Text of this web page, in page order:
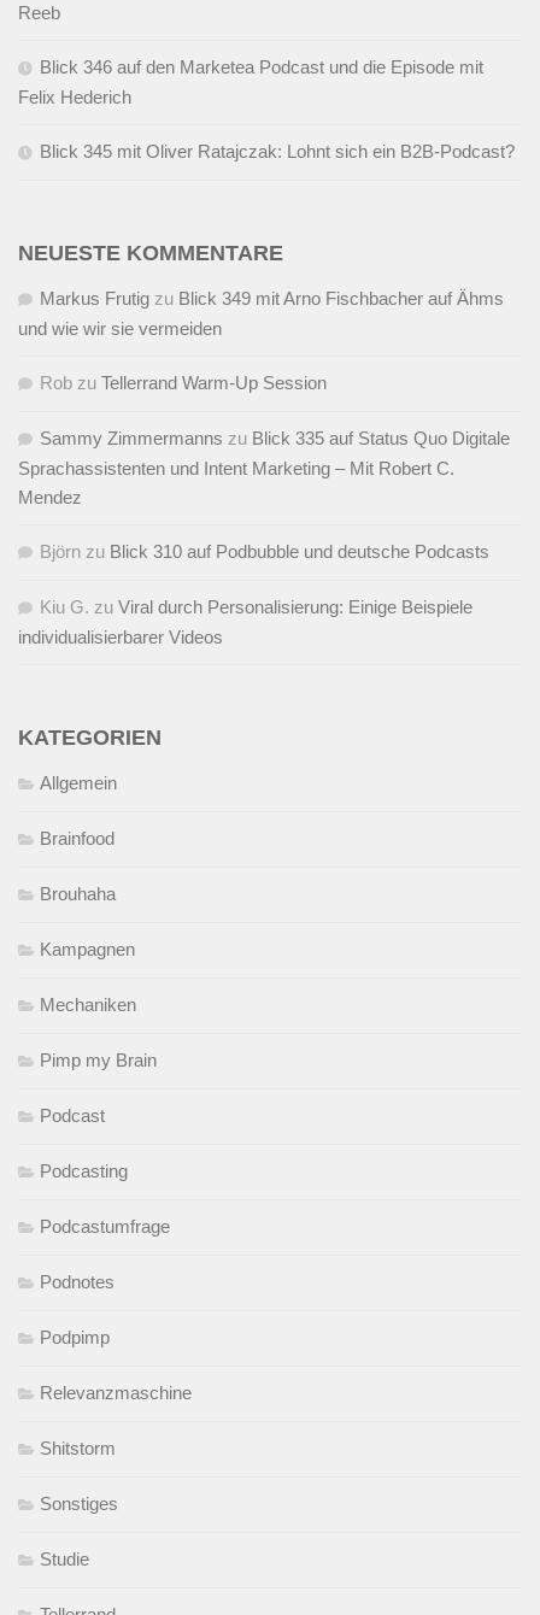
Reeb
Blick 346 auf den Marketea Podcast und die Episode mit
Felix Hederich
Blick 345 mit Oliver Ratajczak: Lohnt sich ein B2B-Podcast?
NEUESTE KOMMENTARE
Markus Frutig zu Blick 349 mit Arno Fischbacher auf Ähms
und wie wir sie vermeiden
Rob zu Tellerrand Warm-Up Session
Sammy Zimmermanns zu Blick 335 auf Status Quo Digitale
Sprachassistenten und Intent Marketing – Mit Robert C.
Mendez
Björn zu Blick 310 auf Podbubble und deutsche Podcasts
Kiu G. zu Viral durch Personalisierung: Einige Beispiele
individualisierbarer Videos
KATEGORIEN
Allgemein
Brainfood
Brouhaha
Kampagnen
Mechaniken
Pimp my Brain
Podcast
Podcasting
Podcastumfrage
Podnotes
Podpimp
Relevanzmaschine
Shitstorm
Sonstiges
Studie